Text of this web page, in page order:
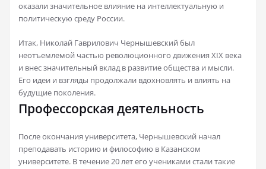
оказали значительное влияние на интеллектуальную и
политическую среду России.
Итак, Николай Гаврилович Чернышевский был
неотъемлемой частью революционного движения XIX века
и внес значительный вклад в развитие общества и мысли.
Его идеи и взгляды продолжали вдохновлять и влиять на
будущие поколения.
Профессорская деятельность
После окончания университета, Чернышевский начал
преподавать историю и философию в Казанском
университете. В течение 20 лет его учениками стали такие